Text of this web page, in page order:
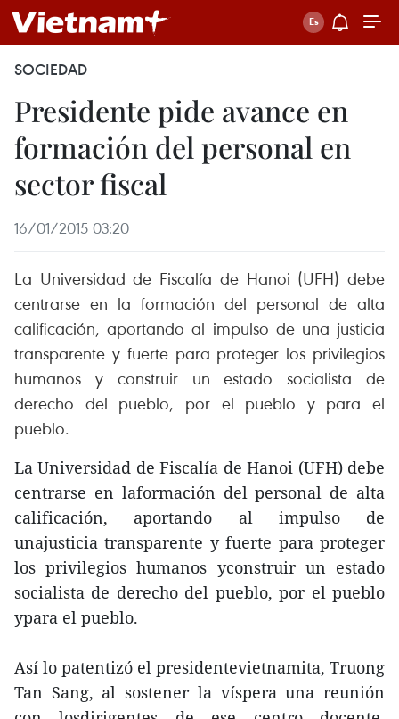
SOCIEDAD
Presidente pide avance en
formación del personal en
sector fiscal
16/01/2015 03:20
La Universidad de Fiscalía de Hanoi (UFH) debe
centrarse en la formación del personal de alta
calificación, aportando al impulso de una justicia
transparente y fuerte para proteger los privilegios
humanos y construir un estado socialista de
derecho del pueblo, por el pueblo y para el
pueblo.
La Universidad de Fiscalía de Hanoi (UFH) debe
centrarse en laformación del personal de alta
calificación, aportando al impulso de
unajusticia transparente y fuerte para proteger
los privilegios humanos yconstruir un estado
socialista de derecho del pueblo, por el pueblo
ypara el pueblo.
Así lo patentizó el presidentevietnamita, Truong
Tan Sang, al sostener la víspera una reunión